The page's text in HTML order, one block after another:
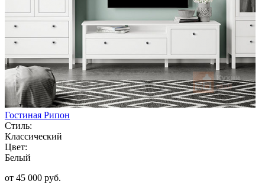
Гостиная Рипон
Стиль:
Классический
Цвет:
Белый
от 45 000 руб.